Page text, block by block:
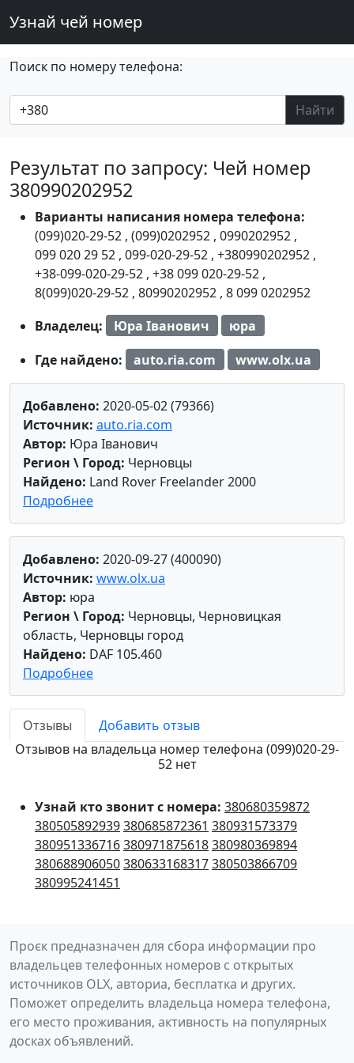
Узнай чей номер
Поиск по номеру телефона:
Найти
Результат по запросу: Чей номер
380990202952
Варианты написания номера телефона:
(099)020-29-52 , (099)0202952 , 0990202952 ,
099 020 29 52 , 099-020-29-52 , +380990202952 ,
+38-099-020-29-52 , +38 099 020-29-52 ,
8(099)020-29-52 , 80990202952 , 8 099 0202952
Владелец:
Юра Іванович
юра
Где найдено:
auto.ria.com www.olx.ua
Добавлено: 2020-05-02 (79366)
Источник: auto.ria.com
Автор: Юра Іванович
Регион \ Город: Черновцы
Найдено: Land Rover Freelander 2000
Подробнее
Добавлено: 2020-09-27 (400090)
Источник: www.olx.ua
Автор: юра
Регион \ Город: Черновцы, Черновицкая
область, Черновцы город
Найдено: DAF 105.460
Подробнее
Отзывы
Добавить отзыв
Отзывов на владельца номер телефона (099)020-29-
52 нет
Узнай кто звонит с номера: 380680359872
380505892939380685872361 380931573379
380951336716380971875618380980369894
380688906050380633168317380503866709
380995241451
Проєк предназначен для сбора информации про
владельцев телефонных номеров с открытых
источников OLX, авториа, бесплатка и других.
Поможет определить владельца номера телефона,
его место проживания, активность на популярных
досках объявлений.